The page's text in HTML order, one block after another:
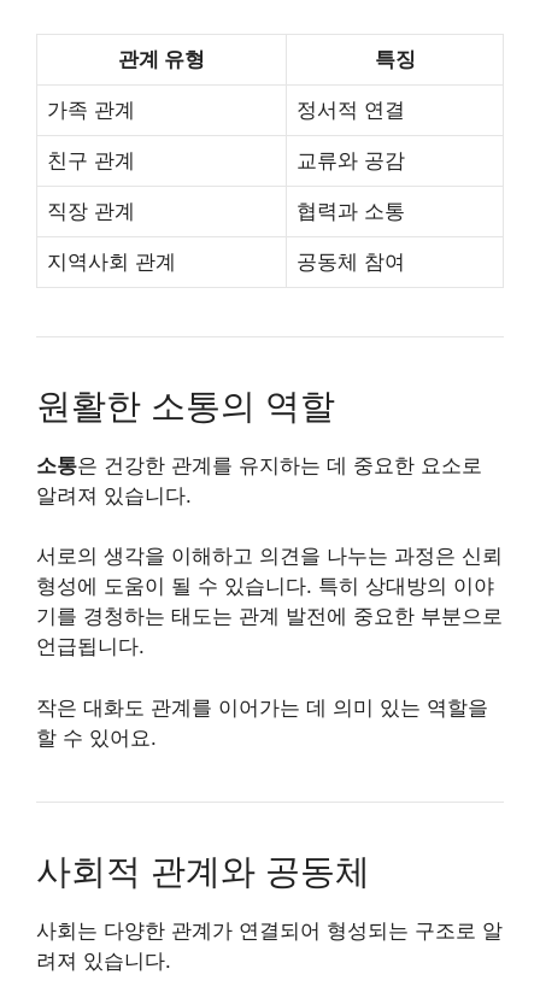
관계 유형 특징
가족 관계 정서적 연결
친구 관계 교류와 공감
직장 관계 협력과 소통
지역사회 관계 공동체 참여
원활한 소통의 역할
소통은 건강한 관계를 유지하는 데 중요한 요소로
알려져 있습니다.
서로의 생각을 이해하고 의견을 나누는 과정은 신뢰
형성에 도움이 될 수 있습니다. 특히 상대방의 이야
기를 경청하는 태도는 관계 발전에 중요한 부분으로
언급됩니다.
작은 대화도 관계를 이어가는 데 의미 있는 역할을
할 수 있어요.
사회적 관계와 공동체
사회는 다양한 관계가 연결되어 형성되는 구조로 알
려져 있습니다.